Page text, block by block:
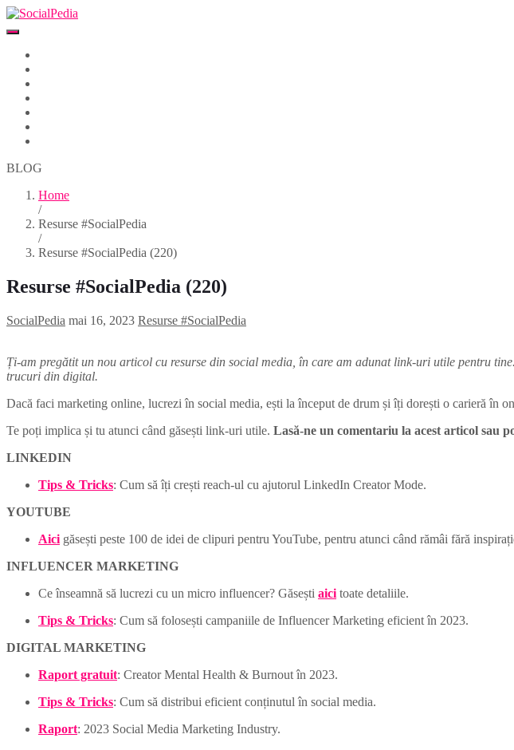
BLOG
Home
/
Resurse #SocialPedia
/
Resurse #SocialPedia (220)
Resurse #SocialPedia (220)
SocialPedia mai 16, 2023 Resurse #SocialPedia
Ți-am pregătit un nou articol cu resurse din social media, în care am adunat link-uri utile pentru
trucuri din digital.
Dacă faci marketing online, lucrezi în social media, ești la început de drum și îți dorești o carieră în
Te poți implica și tu atunci când găsești link-uri utile. Lasă-ne un comentariu la acest articol sau
LINKEDIN
Tips & Tricks: Cum să îți crești reach-ul cu ajutorul LinkedIn Creator Mode.
YOUTUBE
Aici găsești peste 100 de idei de clipuri pentru YouTube, pentru atunci când rămâi fără
INFLUENCER MARKETING
Ce înseamnă să lucrezi cu un micro influencer? Găsești aici toate detaliile.
Tips & Tricks: Cum să folosești campaniile de Influencer Marketing eficient în 2023.
DIGITAL MARKETING
Raport gratuit: Creator Mental Health & Burnout în 2023.
Tips & Tricks: Cum să distribui eficient conținutul în social media.
Raport: 2023 Social Media Marketing Industry.